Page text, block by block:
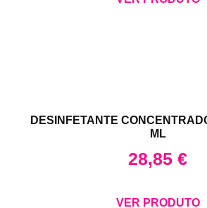
DESINFETANTE
ML
28,85 €
VER PRODUTO